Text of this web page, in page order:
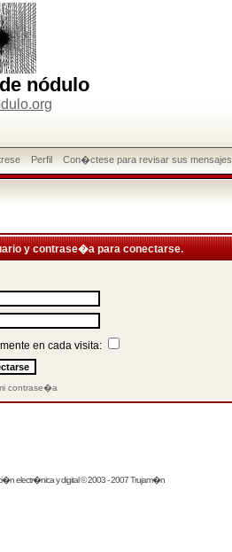
nódulo
Perfil Con�ctese para revisar sus mensajes
y contrase�a para conectarse.
en cada visita:
contrase�a
electr�nica y digital © 2003 - 2007 Trujam�n